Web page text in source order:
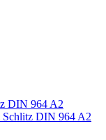
DIN 964 A2
Schlitz DIN 964 A2